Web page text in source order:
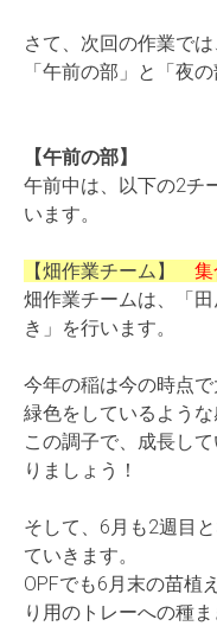
さて、次回の作業では
「午前の部」と「夜
【午前の部】
午前中は、以下の2チ
います。
【畑作業チーム】
畑作業チームは、「
き」を行います。
今年の稲は今の時点
緑色をしているような
この調子で、成長し
りましょう！
そして、6月も2週目
ていきます。
OPFでも6月末の苗植
り用のトレーへの種ま